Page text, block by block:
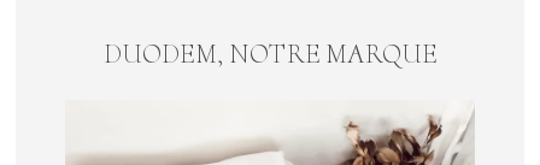
DUODEM, NOTRE MARQUE